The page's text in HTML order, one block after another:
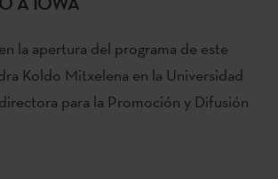
la apertura del programa de este
Koldo Mitxelena en la Universidad
para la Promoción y Difusión